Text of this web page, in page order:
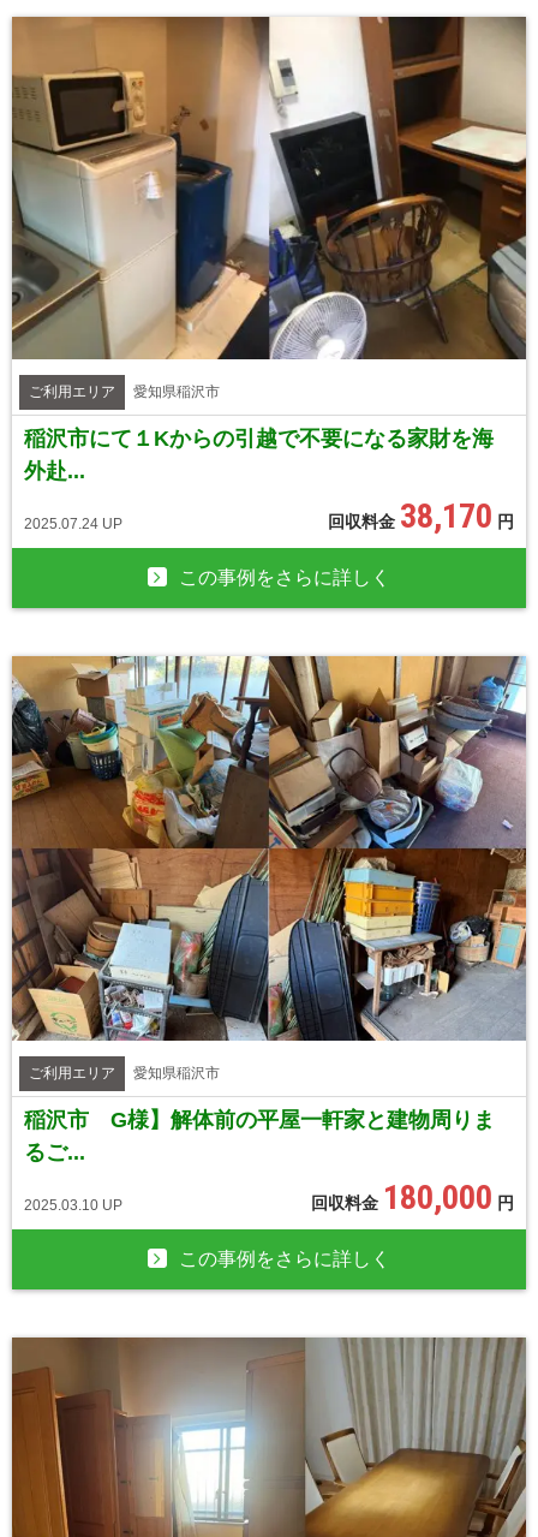
ご利用エリア 愛知県稲沢市
稲沢市にて１Kからの引越で不要になる家財を海
外赴...
2025.07.24 UP 回収料金 38,170 円
この事例をさらに詳しく
ご利用エリア 愛知県稲沢市
稲沢市 G様】解体前の平屋一軒家と建物周りま
るご...
2025.03.10 UP 回収料金 180,000 円
この事例をさらに詳しく